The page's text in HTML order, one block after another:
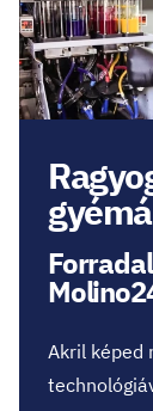
Akril képed